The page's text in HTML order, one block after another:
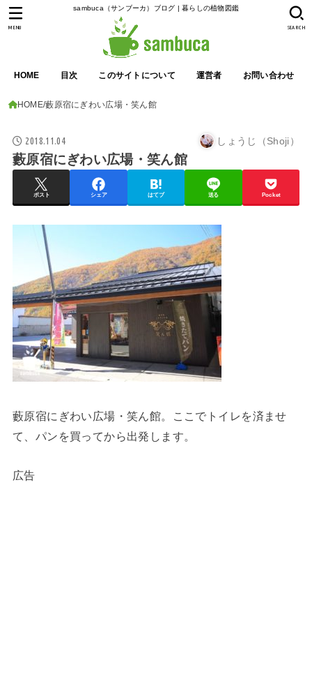
sambuca（サンブーカ）ブログ | 暮らしの植物図鑑
HOME 目次 このサイトについて 運営者 お問い合わせ
SEARCH
MENU
HOME 藪原宿にぎわい広場・笑ん館
2018.11.04 しょうじ（Shoji）
藪原宿にぎわい広場・笑ん館
ポスト シェア はてブ 送る Pocket
藪原宿にぎわい広場・笑ん館。ここでトイレを済ませ
て、パンを買ってから出発します。
広告